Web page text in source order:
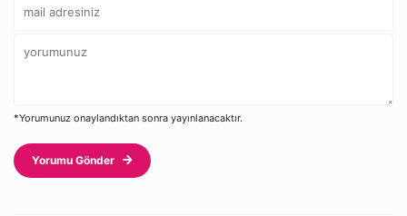
*Yorumunuz onaylandıktan sonra yayınlanacaktır.
Yorumu Gönder